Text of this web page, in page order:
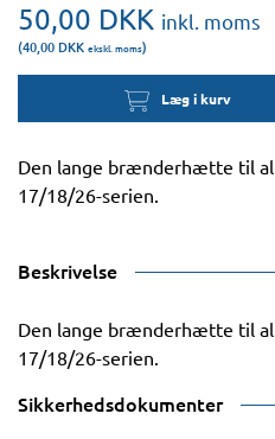
50,00 DKK inkl. moms
(40,00 DKK ekskl. moms)
Læg i kurv
Den lange brænderhætte til
17/18/26-serien.
Beskrivelse
Den lange brænderhætte til
17/18/26-serien.
Sikkerhedsdokumenter